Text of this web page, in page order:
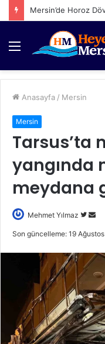
Mersin’de Horoz
Menü
Anasayfa / Mersin
Mersin
Tarsus’ta
yangında
meydana
Mehmet Yılmaz
Bir
Son güncelleme: 19